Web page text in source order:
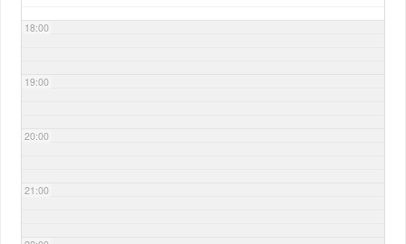
18:00
19:00
20:00
21:00